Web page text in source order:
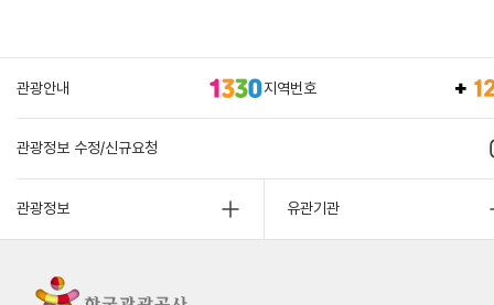
관광안내 지역번호
관광정보 수정/신규요청
관광정보 유관기관